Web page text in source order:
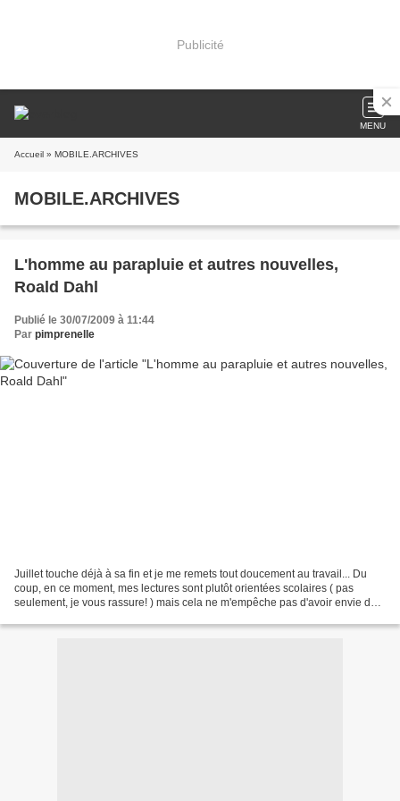
Publicité
MENU
Accueil » MOBILE.ARCHIVES
MOBILE.ARCHIVES
L'homme au parapluie et autres nouvelles,
Roald Dahl
Publié le 30/07/2009 à 11:44
Par pimprenelle
Juillet touche déjà à sa fin et je me remets tout doucement au travail... Du
coup, en ce moment, mes lectures sont plutôt orientées scolaires ( pas
seulement, je vous rassure! ) mais cela ne m'empêche pas d'avoir envie de